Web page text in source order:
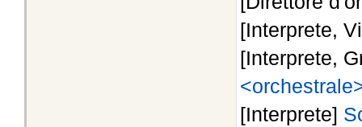
[Interprete,
[Interprete,
[Interprete]